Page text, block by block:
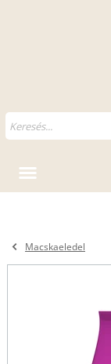
Macskaeledel